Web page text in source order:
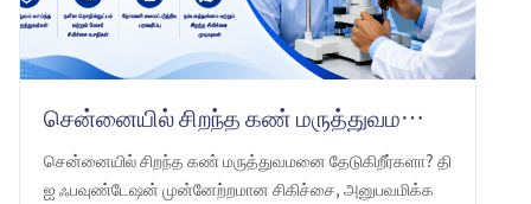
சென்னையில் சிறந்த கண் மருத்துவமனை: தி ஐ ஃபவுண்டேஷன் -ஐ ஏன் தேர்வு செய்ய வேண்டும்
சென்னையில் சிறந்த கண் மருத்துவமனை தேடுகிறீர்களா? தி
ஐ ஃபவுண்டேஷன் முன்னேற்றமான சிகிச்சை, அனுபவமிக்க